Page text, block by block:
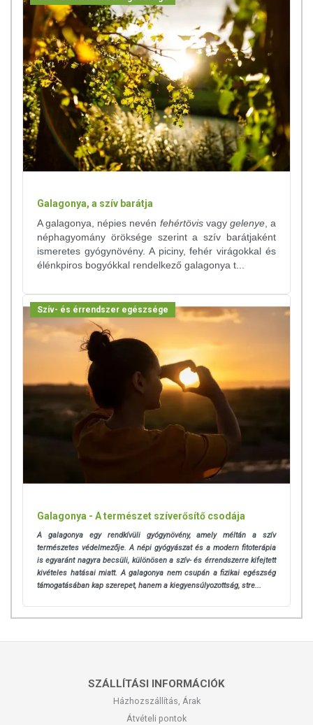
Galagonya, a szív barátja
A galagonya, népies nevén fehértövis vagy gelenye, a
néphagyomány öröksége szerint a szív barátjaként
ismeretes gyógynövény. A piciny, fehér virágokkal és
élénkpiros bogyókkal rendelkező galagonya t...
Szív- és érrendszer egészsége
Galagonya - A természet szíverősítő csodája
A galagonya egy rendkívüli gyógynövény, amely méltán a szív
természetes védelmezője. A népi gyógyászat és a modern fitoterápia
is egyaránt nagyra becsüli, különösen a szív- és érrendszerre kifejtett
kivételes hatásai miatt. A galagonya nem csupán a fizikai egészség
támogatásában kap szerepet, hanem a kiegyensúlyozottság, stre...
SZÁLLÍTÁSI INFORMÁCIÓK
Házhozszállítás, Árak
Átvételi pontok